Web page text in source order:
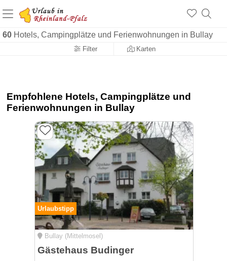
60 Hotels, Campingplätze und Ferienwohnungen in Bullay
Filter Karten
+1.500 Unterkünfte in Rheinland-Pfalz
+1.000 Sehenswürdigkeiten
Über 25 Jahre online
Empfohlene Hotels, Campingplätze und
Ferienwohnungen in Bullay
Urlaubstipp
Bullay (Mittelmosel)
Gästehaus Budinger